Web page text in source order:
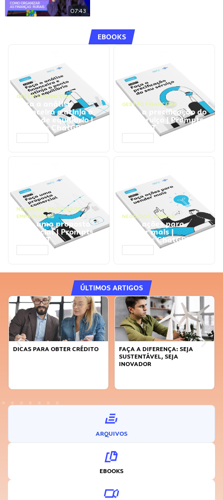
07:43
EBOOKS
GESTÃO FINANCEIRA
Faça a análise
financeira e atinja o
ponto de equilíbrio |
Prompts ChatGPT
GESTÃO FINANCEIRA
Faça a precificação do
seu serviço | Prompts
ChatGPT
NEGÓCIOS, PROCESSOS
EMPRESARIAIS
Faça uma proposta
comercial | Prompts
ChatGPT
NEGÓCIOS, VENDAS
Faça ações para
vender mais |
Prompts ChatGPT
ÚLTIMOS ARTIGOS
DICAS PARA OBTER CRÉDITO
FAÇA A DIFERENÇA: SEJA
SUSTENTÁVEL, SEJA
INOVADOR
ARQUIVOS
EBOOKS